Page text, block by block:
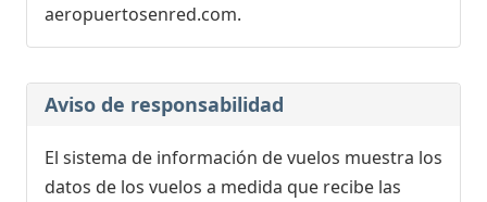
aeropuertosenred.com.
Aviso de responsabilidad
El sistema de información de vuelos muestra los
datos de los vuelos a medida que recibe las